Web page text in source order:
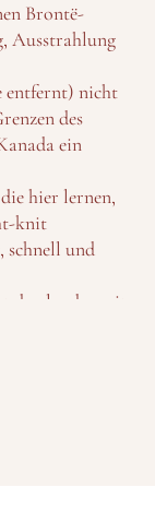
Brontë-
Ausstrahlung
entfernt) nicht
des
ein
hier lernen,
knit
schnell und
landesweit
Musik,